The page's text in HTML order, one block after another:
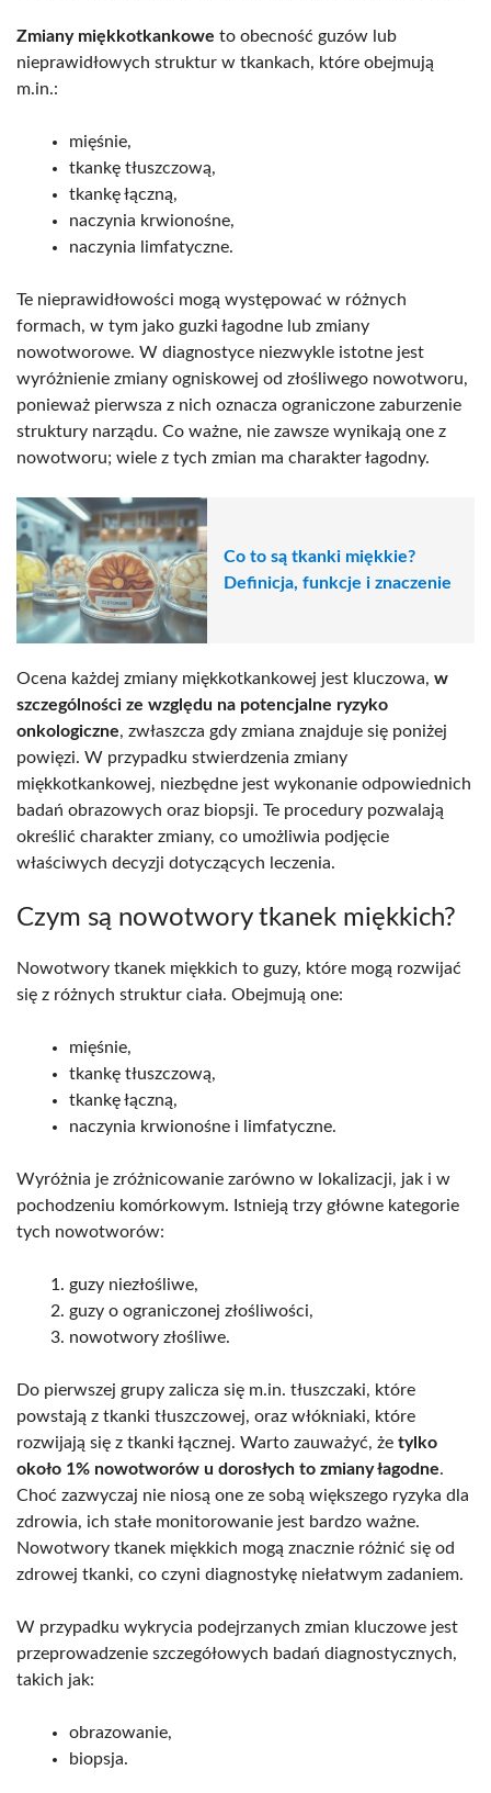
Zmiany miękkotkankowe to obecność guzów lub
nieprawidłowych struktur w tkankach, które obejmują
m.in.:
mięśnie,
tkankę tłuszczową,
tkankę łączną,
naczynia krwionośne,
naczynia limfatyczne.
Te nieprawidłowości mogą występować w różnych
formach, w tym jako guzki łagodne lub zmiany
nowotworowe. W diagnostyce niezwykle istotne jest
wyróżnienie zmiany ogniskowej od złośliwego nowotworu,
ponieważ pierwsza z nich oznacza ograniczone zaburzenie
struktury narządu. Co ważne, nie zawsze wynikają one z
nowotworu; wiele z tych zmian ma charakter łagodny.
Co to są tkanki miękkie?
Definicja, funkcje i znaczenie
Ocena każdej zmiany miękkotkankowej jest kluczowa, w
szczególności ze względu na potencjalne ryzyko
onkologiczne, zwłaszcza gdy zmiana znajduje się poniżej
powięzi. W przypadku stwierdzenia zmiany
miękkotkankowej, niezbędne jest wykonanie odpowiednich
badań obrazowych oraz biopsji. Te procedury pozwalają
określić charakter zmiany, co umożliwia podjęcie
właściwych decyzji dotyczących leczenia.
Czym są nowotwory tkanek miękkich?
Nowotwory tkanek miękkich to guzy, które mogą rozwijać
się z różnych struktur ciała. Obejmują one:
mięśnie,
tkankę tłuszczową,
tkankę łączną,
naczynia krwionośne i limfatyczne.
Wyróżnia je zróżnicowanie zarówno w lokalizacji, jak i w
pochodzeniu komórkowym. Istnieją trzy główne kategorie
tych nowotworów:
guzy niezłośliwe,
guzy o ograniczonej złośliwości,
nowotwory złośliwe.
Do pierwszej grupy zalicza się m.in. tłuszczaki, które
powstają z tkanki tłuszczowej, oraz włókniaki, które
rozwijają się z tkanki łącznej. Warto zauważyć, że tylko
około 1% nowotworów u dorosłych to zmiany łagodne.
Choć zazwyczaj nie niosą one ze sobą większego ryzyka dla
zdrowia, ich stałe monitorowanie jest bardzo ważne.
Nowotwory tkanek miękkich mogą znacznie różnić się od
zdrowej tkanki, co czyni diagnostykę niełatwym zadaniem.
W przypadku wykrycia podejrzanych zmian kluczowe jest
przeprowadzenie szczegółowych badań diagnostycznych,
takich jak:
obrazowanie,
biopsja.